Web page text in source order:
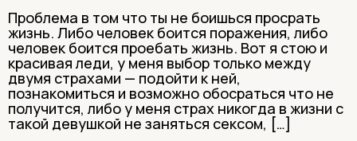
Проблема в том что ты не боишься просрать
жизнь. Либо человек боится поражения, либо
человек боится проебать жизнь. Вот я стою и
красивая леди, у меня выбор только между
двумя страхами — подойти к ней,
познакомиться и возможно обосраться что не
получится, либо у меня страх никогда в жизни с
такой девушкой не заняться сексом, […]